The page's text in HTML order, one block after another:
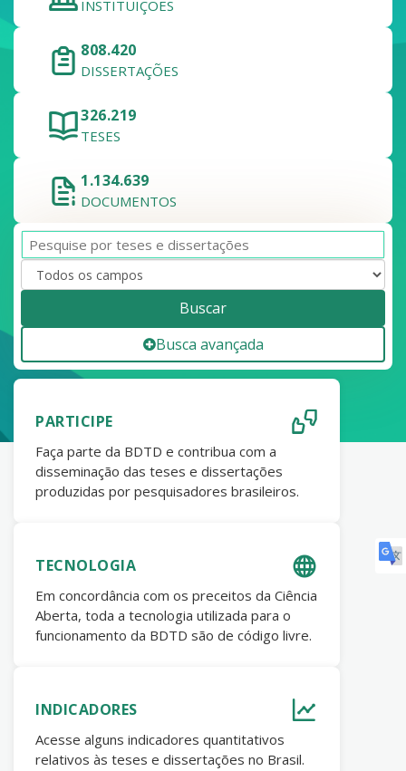
INSTITUIÇÕES
808.420
DISSERTAÇÕES
326.219
TESES
1.134.639
DOCUMENTOS
Buscar
Busca avançada
PARTICIPE
Faça parte da BDTD e contribua com a
disseminação das teses e dissertações
produzidas por pesquisadores brasileiros.
TECNOLOGIA
Em concordância com os preceitos da Ciência
Aberta, toda a tecnologia utilizada para o
funcionamento da BDTD são de código livre.
INDICADORES
Acesse alguns indicadores quantitativos
relativos às teses e dissertações no Brasil.